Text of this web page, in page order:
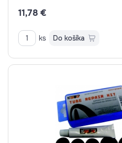
11,78 €
ks Do košíka